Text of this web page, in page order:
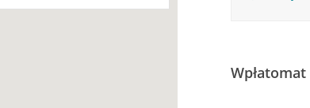
Wpłatomat